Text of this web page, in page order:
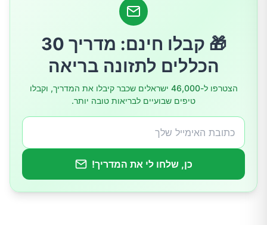
8. גמישות על פני שאיפה לשלמות
🎁 קבלו חינם: מדריך 30
הכללים לתזונה בריאה
הצטרפו ל-46,000 ישראלים שכבר קיבלו את המדריך, וקבלו
טיפים שבועיים לבריאות טובה יותר.
כן, שלחו לי את המדריך!